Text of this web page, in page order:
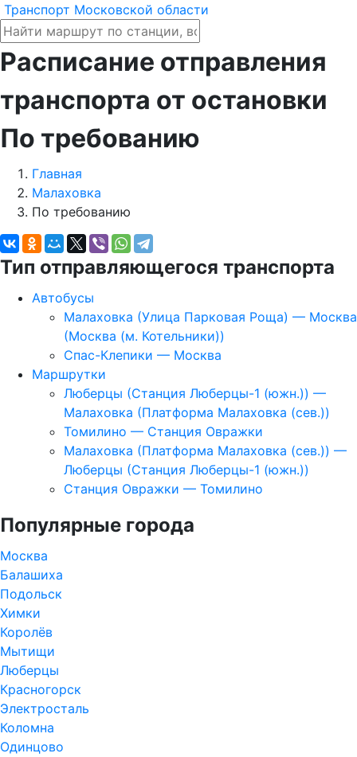
Транспорт Московской области
Расписание отправления
транспорта от остановки
По требованию
Главная
Малаховка
По требованию
Тип отправляющегося транспорта
Автобусы
Малаховка (Улица Парковая Роща) — Москва
(Москва (м. Котельники))
Спас-Клепики — Москва
Маршрутки
Люберцы (Станция Люберцы-1 (южн.)) —
Малаховка (Платформа Малаховка (сев.))
Томилино — Станция Овражки
Малаховка (Платформа Малаховка (сев.)) —
Люберцы (Станция Люберцы-1 (южн.))
Станция Овражки — Томилино
Популярные города
Москва
Балашиха
Подольск
Химки
Королёв
Мытищи
Люберцы
Красногорск
Электросталь
Коломна
Одинцово